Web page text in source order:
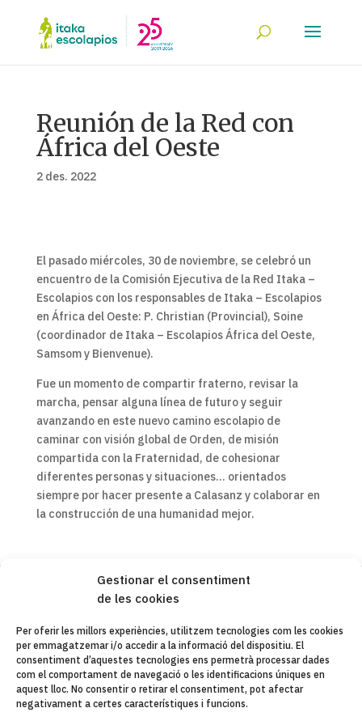
Gestionar el consentiment
de les cookies
Per oferir les millors experiències, utilitzem tecnologies com les cookies
per emmagatzemar i/o accedir a la informació del dispositiu. El
consentiment d’aquestes tecnologies ens permetrà processar dades
com el comportament de navegació o les identificacions úniques en
aquest lloc. No consentir o retirar el consentiment, pot afectar
negativament a certes característiques i funcions.
Reunión de la Red con
África del Oeste
2 des. 2022
El pasado miércoles, 30 de noviembre, se celebró un
encuentro de la Comisión Ejecutiva de la Red Itaka –
Escolapios con los responsables de Itaka – Escolapios
en África del Oeste: P. Christian (Provincial), Soine
(coordinador de Itaka – Escolapios África del Oeste,
Samsom y Bienvenue).
Fue un momento de compartir fraterno, revisar la
marcha, pensar alguna línea de futuro y seguir
avanzando en este nuevo camino escolapio de
caminar con visión global de Orden, de misión
compartida con la Fraternidad, de cohesionar
diferentes personas y situaciones… orientados
siempre por hacer presente a Calasanz y colaborar en
la construcción de una humanidad mejor.
Copyleft 2025Itaka-Escolapios
AVÍS LEGAL
POLÍTICA DE PRIVACITAT